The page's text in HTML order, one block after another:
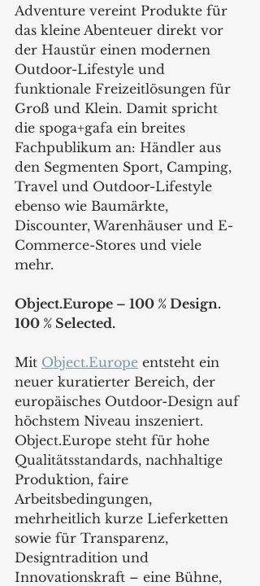
Adventure vereint Produkte für
das kleine Abenteuer direkt vor
der Haustür einen modernen
Outdoor-Lifestyle und
funktionale Freizeitlösungen für
Groß und Klein. Damit spricht
die spoga+gafa ein breites
Fachpublikum an: Händler aus
den Segmenten Sport, Camping,
Travel und Outdoor-Lifestyle
ebenso wie Baumärkte,
Discounter, Warenhäuser und E-
Commerce-Stores und viele
mehr.
Object.Europe – 100 % Design.
100 % Selected.
Mit Object.Europe entsteht ein
neuer kuratierter Bereich, der
europäisches Outdoor-Design auf
höchstem Niveau inszeniert.
Object.Europe steht für hohe
Qualitätsstandards, nachhaltige
Produktion, faire
Arbeitsbedingungen,
mehrheitlich kurze Lieferketten
sowie für Transparenz,
Designtradition und
Innovationskraft – eine Bühne,